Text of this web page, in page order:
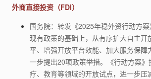
外商直接投资（FDI）
国务院：转发《2025年稳外资行动方案
现有政策的基础上，从有序扩大自主开
平、增强开放平台效能、加大服务保障
一步提出20项政策举措。《行动方案
疗、教育等领域的开放试点，进一步压